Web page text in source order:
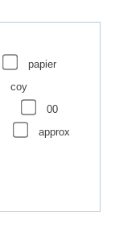
papier
coy
00
approx